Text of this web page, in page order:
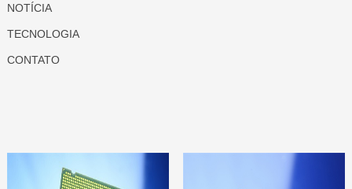
NOTÍCIA
TECNOLOGIA
CONTATO